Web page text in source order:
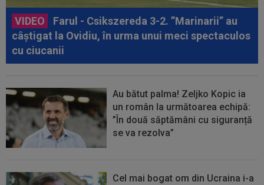
VIDEO
Farul - Csikszereda 3-2. ”Marinarii” au
câștigat la Ovidiu, în urma unui meci spectaculos
cu ciucanii
Au bătut palma! Zeljko Kopic ia
un român la următoarea echipă:
”În două săptămâni cu siguranță
se va rezolva”
Cel mai bogat om din Ucraina i-a